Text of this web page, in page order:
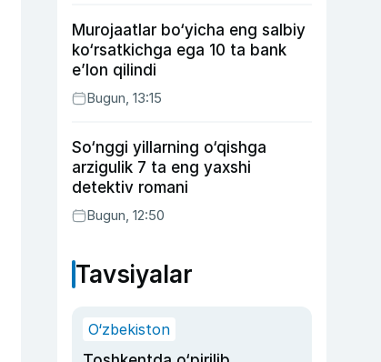
Murojaatlar bo‘yicha eng salbiy
ko‘rsatkichga ega 10 ta bank
e’lon qilindi
Bugun, 13:15
So‘nggi yillarning o‘qishga
arzigulik 7 ta eng yaxshi
detektiv romani
Bugun, 12:50
Tavsiyalar
O‘zbekiston